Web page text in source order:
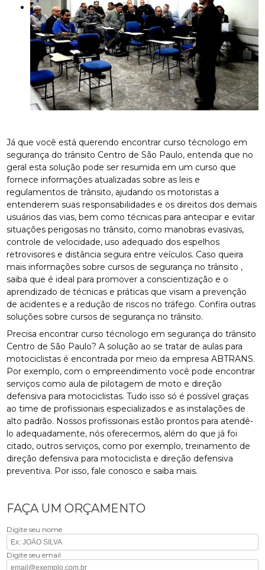
Já que você está querendo encontrar curso técnologo em
segurança do trânsito Centro de São Paulo, entenda que no
geral esta solução pode ser resumida em um curso que
fornece informações atualizadas sobre as leis e
regulamentos de trânsito, ajudando os motoristas a
entenderem suas responsabilidades e os direitos dos demais
usuários das vias, bem como técnicas para antecipar e evitar
situações perigosas no trânsito, como manobras evasivas,
controle de velocidade, uso adequado dos espelhos
retrovisores e distância segura entre veículos. Caso queira
mais informações sobre cursos de segurança no trânsito ,
saiba que é ideal para promover a conscientização e o
aprendizado de técnicas e práticas que visam a prevenção
de acidentes e a redução de riscos no tráfego. Confira outras
soluções sobre cursos de segurança no trânsito.
Precisa encontrar curso técnologo em segurança do trânsito
Centro de São Paulo? A solução ao se tratar de aulas para
motociclistas é encontrada por meio da empresa ABTRANS.
Por exemplo, com o empreendimento você pode encontrar
serviços como aula de pilotagem de moto e direção
defensiva para motociclistas. Tudo isso só é possível graças
ao time de profissionais especializados e as instalações de
alto padrão. Nossos profissionais estão prontos para atendê-
lo adequadamente, nós oferecermos, além do que já foi
citado, outros serviços, como por exemplo, treinamento de
direção defensiva para motociclista e direção defensiva
preventiva. Por isso, fale conosco e saiba mais.
FAÇA UM ORÇAMENTO
Digite seu nome
Digite seu email